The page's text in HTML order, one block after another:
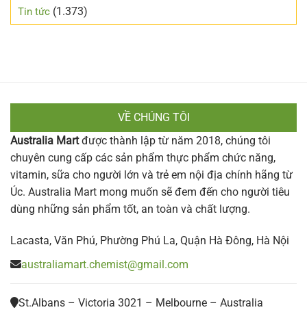
Tin tức (1.373)
VỀ CHÚNG TÔI
Australia Martđược thành lập từ năm 2018, chúng tôi
chuyên cung cấp các sản phẩm thực phẩm chức năng,
vitamin, sữa cho người lớn và trẻ em nội địa chính hãng từ
Úc. Australia Mart mong muốn sẽ đem đến cho người tiêu
dùng những sản phẩm tốt, an toàn và chất lượng.
Lacasta, Văn Phú, Phường Phú La, Quận Hà Đông, Hà Nội
australiamart.chemist@gmail.com
St.Albans – Victoria 3021 – Melbourne – Australia